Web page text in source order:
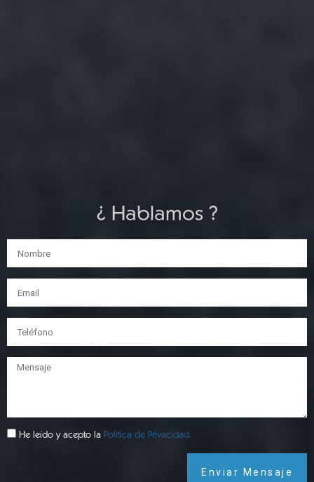
¿ Hablamos ?
He leído y acepto la Política de Privacidad.
Enviar Mensaje